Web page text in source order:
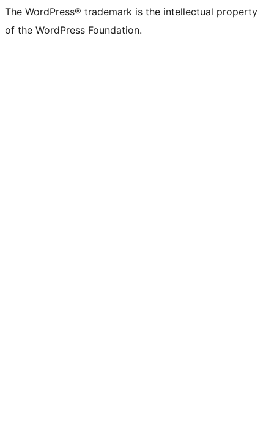
The WordPress® trademark is the intellectual property
of the WordPress Foundation.